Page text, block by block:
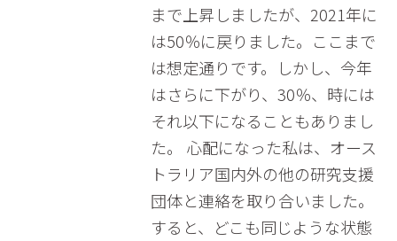
まで上昇しましたが、2021年に
は50％に戻りました。ここまで
は想定通りです。しかし、今年
はさらに下がり、30％、時には
それ以下になることもありまし
た。 心配になった私は、オース
トラリア国内外の他の研究支援
団体と連絡を取り合いました。
すると、どこも同じような状態